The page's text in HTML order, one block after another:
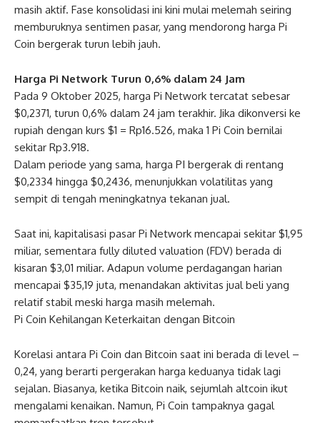
masih aktif. Fase konsolidasi ini kini mulai melemah seiring
memburuknya sentimen pasar, yang mendorong harga Pi
Coin bergerak turun lebih jauh.
Harga Pi Network Turun 0,6% dalam 24 Jam
Pada 9 Oktober 2025, harga Pi Network tercatat sebesar
$0,2371, turun 0,6% dalam 24 jam terakhir. Jika dikonversi ke
rupiah dengan kurs $1 = Rp16.526, maka 1 Pi Coin bernilai
sekitar Rp3.918.
Dalam periode yang sama, harga PI bergerak di rentang
$0,2334 hingga $0,2436, menunjukkan volatilitas yang
sempit di tengah meningkatnya tekanan jual.
Saat ini, kapitalisasi pasar Pi Network mencapai sekitar $1,95
miliar, sementara fully diluted valuation (FDV) berada di
kisaran $3,01 miliar. Adapun volume perdagangan harian
mencapai $35,19 juta, menandakan aktivitas jual beli yang
relatif stabil meski harga masih melemah.
Pi Coin Kehilangan Keterkaitan dengan Bitcoin
Korelasi antara Pi Coin dan Bitcoin saat ini berada di level –
0,24, yang berarti pergerakan harga keduanya tidak lagi
sejalan. Biasanya, ketika Bitcoin naik, sejumlah altcoin ikut
mengalami kenaikan. Namun, Pi Coin tampaknya gagal